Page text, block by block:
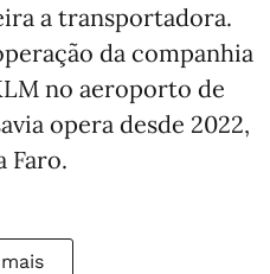
a transportadora.
da companhia
no aeroporto de
opera desde 2022,
Faro.